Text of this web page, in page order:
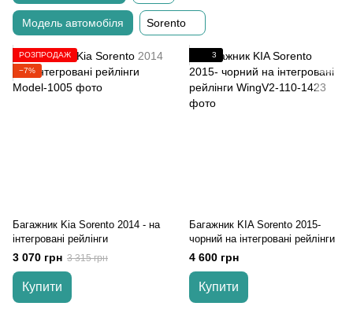
Модель автомобіля Sorento
РОЗПРОДАЖ
−7%
Багажник Kia Sorento 2014 - на
інтегровані рейлінги
3 070 грн 3 315 грн
Купити
3
Багажник KIA Sorento 2015-
чорний на інтегровані рейлінги
4 600 грн
Купити